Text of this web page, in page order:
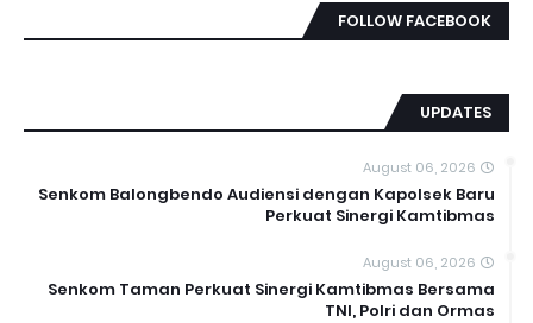
FOLLOW FACEBOOK
UPDATES
August 06, 2026
Senkom Balongbendo Audiensi dengan Kapolsek Baru
Perkuat Sinergi Kamtibmas
August 06, 2026
Senkom Taman Perkuat Sinergi Kamtibmas Bersama
TNI, Polri dan Ormas